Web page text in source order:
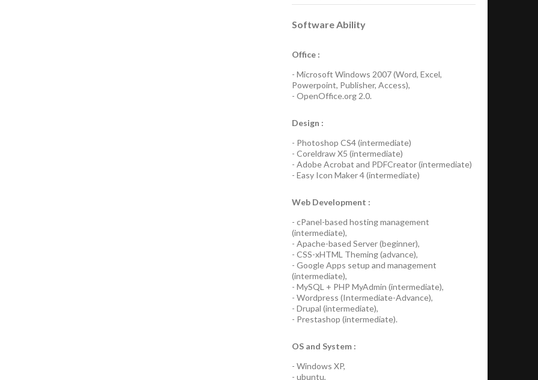
Software Ability
Office :
- Microsoft Windows 2007(Word, Excel,
Powerpoint, Publisher, Access),
- OpenOffice.org 2.0.
Design :
- Photoshop CS4(intermediate)
- Coreldraw X5 (intermediate)
- Adobe Acrobat and PDFCreator(intermediate)
- Easy Icon Maker 4(intermediate)
Web Development :
- cPanel-based hosting management
(intermediate),
- Apache-based Server(beginner),
- CSS-xHTML Theming(advance),
- Google Apps setup and management
(intermediate),
- MySQL + PHP MyAdmin (intermediate),
- Wordpress (Intermediate-Advance),
- Drupal (intermediate),
- Prestashop (intermediate).
OS and System :
- Windows XP,
- ubuntu,